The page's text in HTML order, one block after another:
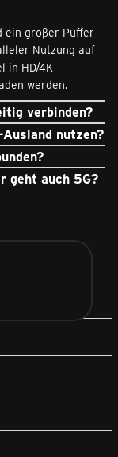
ein großer Puffer
Nutzung auf
in HD/4K
werden.
verbinden?
nutzen?
geht auch 5G?